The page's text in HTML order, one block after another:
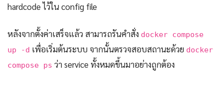
hardcode ไว้ใน config file
หลังจากตั้งค่าเสร็จแล้ว สามารถรันคำสั่ง docker compose
up -d เพื่อเริ่มต้นระบบ จากนั้นตรวจสอบสถานะด้วย docker
compose ps ว่า service ทั้งหมดขึ้นมาอย่างถูกต้อง